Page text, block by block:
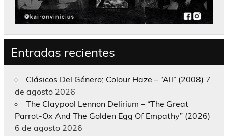
Entradas recientes
Clásicos Del Género; Colour Haze – “All” (2008) 7
de agosto 2026
The Claypool Lennon Delirium – “The Great
Parrot-Ox And The Golden Egg Of Empathy” (2026)
6 de agosto 2026